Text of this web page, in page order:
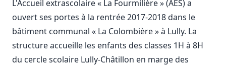
L'Accueil extrascolaire « La Fourmilière » (AES) a
ouvert ses portes à la rentrée 2017-2018 dans le
bâtiment communal « La Colombière » à Lully. La
structure accueille les enfants des classes 1H à 8H
du cercle scolaire Lully-Châtillon en marge des